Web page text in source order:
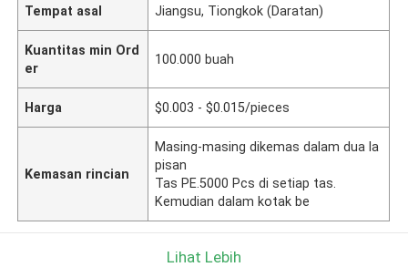
Tempat asal Jiangsu, Tiongkok (Daratan)
Kuantitas min Ord
er
100.000 buah
Harga $0.003 - $0.015/pieces
Kemasan rincian
Masing-masing dikemas dalam dua la
pisan
Tas PE.5000 Pcs di setiap tas.
Kemudian dalam kotak be
Lihat Lebih